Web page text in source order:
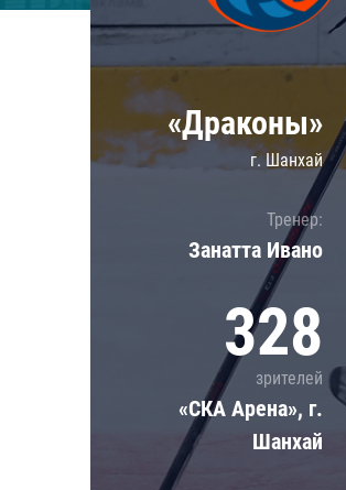
«Драконы»
г. Шанхай
Тренер:
Занатта Иванo
328
зрителей
«СКА Арена», г.
Шанхай